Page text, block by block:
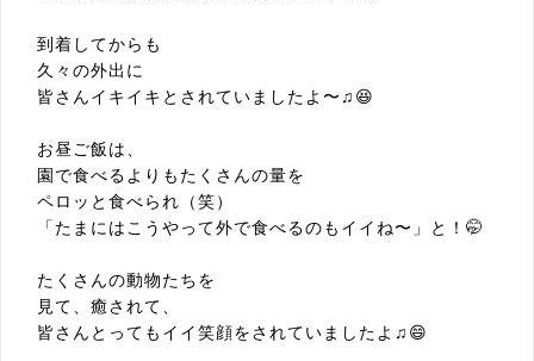
到着してからも
久々の外出に
皆さんイキイキと されていましたよ〜 ♫😆
お昼ご飯は、
園で食べるよりもたくさんの量を
ペロッと食べられ（笑）
「たまにはこうやって外で食べるのもイイね〜」と！🤭
たくさんの動物たちを
見て、癒されて、
皆さんとってもイイ笑顔をされていましたよ♫😄